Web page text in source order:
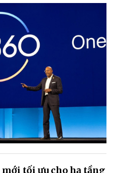
tối ưu cho hạ tầng